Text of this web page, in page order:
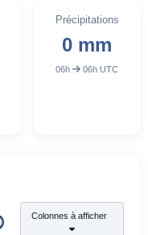
Précipitations
0 mm
06h 06h UTC
Colonnes à afficher